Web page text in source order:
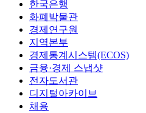
한국은행
화폐박물관
경제연구원
지역본부
경제통계시스템(ECOS)
금융·경제 스냅샷
전자도서관
디지털아카이브
채용